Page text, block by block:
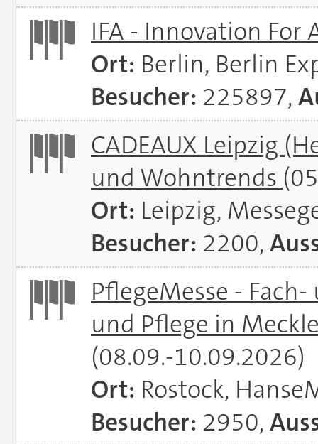
IFA - Innovation For
Ort: Berlin, Berlin
Besucher: 225897,
CADEAUX Leipzig
und Wohntrends
Ort: Leipzig,
Besucher: 2200,
PflegeMesse -
und Pflege in
(08.09.-10.09.2026)
Ort: Rostock,
Besucher: 2950,